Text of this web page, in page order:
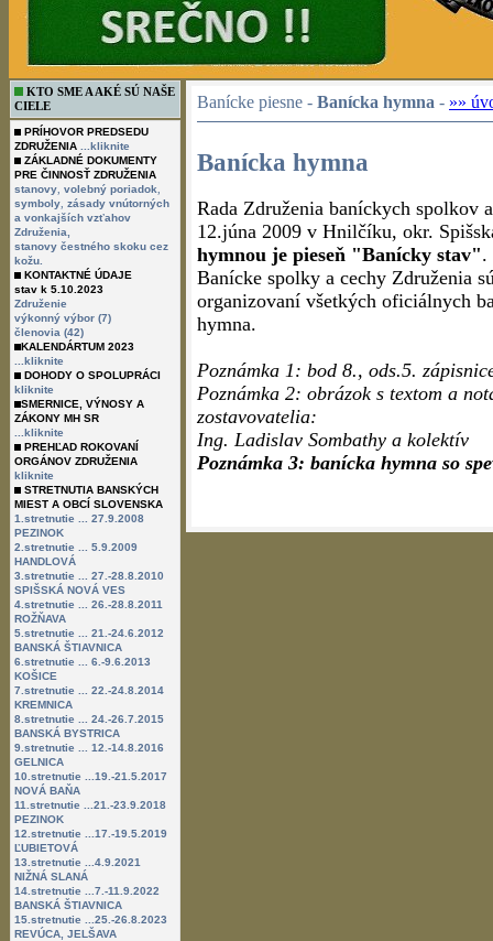
KTO SME A AKÉ SÚ NAŠE
CIELE
PRÍHOVOR PREDSEDU
ZDRUŽENIA
...kliknite
ZÁKLADNÉ DOKUMENTY
PRE ČINNOSŤ ZDRUŽENIA
stanovy volebný poriadok
symboly zásady vnútorných
a vonkajších vzťahov
Združenia,
stanovy čestného skoku cez
kožu.
KONTAKTNÉ ÚDAJE
stav k 5.10.2023
Združenie
výkonný výbor (7)
členovia (42)
KALENDÁRTUM 2023
...kliknite
DOHODY O SPOLUPRÁCI
kliknite
SMERNICE, VÝNOSY A
ZÁKONY MH SR
...kliknite
PREHĽAD ROKOVANÍ
ORGÁNOV ZDRUŽENIA
kliknite
STRETNUTIA BANSKÝCH
MIEST A OBCÍ SLOVENSKA
1.stretnutie ... 27.9.2008
PEZINOK
2.stretnutie ... 5.9.2009
HANDLOVÁ
3.stretnutie ... 27.-28.8.2010
SPIŠSKÁ NOVÁ VES
4.stretnutie ... 26.-28.8.2011
ROŽŇAVA
5.stretnutie ... 21.-24.6.2012
BANSKÁ ŠTIAVNICA
6.stretnutie ... 6.-9.6.2013
KOŠICE
7.stretnutie ... 22.-24.8.2014
KREMNICA
8.stretnutie ... 24.-26.7.2015
BANSKÁ BYSTRICA
9.stretnutie ... 12.-14.8.2016
GELNICA
10.stretnutie ...19.-21.5.2017
NOVÁ BAŇA
11.stretnutie ...21.-23.9.2018
PEZINOK
12.stretnutie ...17.-19.5.2019
ĽUBIETOVÁ
13.stretnutie ...4.9.2021
NIŽNÁ SLANÁ
14.stretnutie ...7.-11.9.2022
BANSKÁ ŠTIAVNICA
15.stretnutie ...25.-26.8.2023
REVÚCA, JELŠAVA
Banícke piesne - Banícka hymna - »»
Banícka hymna
Rada Združenia baníckych spolkov
12.júna 2009 v Hnilčíku, okr.
hymnou je pieseň "Banícky stav".
Banícke spolky a cechy Združenia
organizovaní všetkých oficiálnych
hymna.
Poznámka 1: bod 8., ods.5.
Poznámka 2: obrázok s textom a
zostavovatelia:
Ing. Ladislav Sombathy a kolektív
Poznámka 3: banícka hymna so